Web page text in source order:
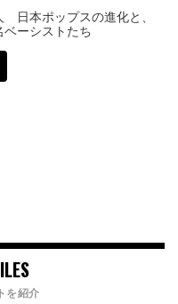
日本ポップスの進化と、
ーシストたち
を紹介